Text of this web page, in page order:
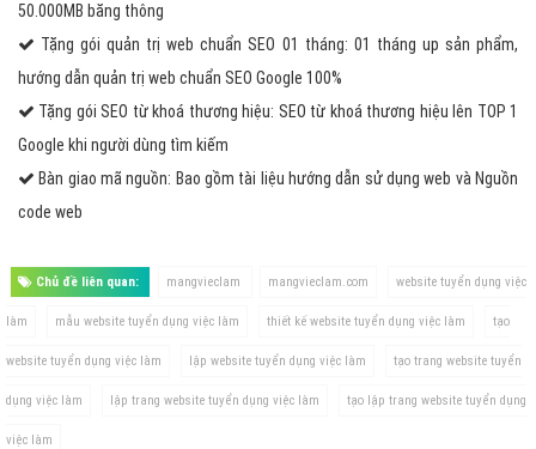
50.000MB băng thông
Tặng gói quản trị web chuẩn SEO 01 tháng: 01 tháng up sản phẩm,
hướng dẫn quản trị web chuẩn SEO Google 100%
Tặng gói SEO từ khoá thương hiệu: SEO từ khoá thương hiệu lên TOP 1
Google khi người dùng tìm kiếm
Bàn giao mã nguồn: Bao gồm tài liệu hướng dẫn sử dụng web và Nguồn
code web
Chủ đề liên quan: mangvieclam mangvieclam.com website tuyển dụng việc
làm mẫu website tuyển dụng việc làm thiết kế website tuyển dụng việc làm tạo
website tuyển dụng việc làm lập website tuyển dụng việc làm tạo trang website tuyển
dụng việc làm lập trang website tuyển dụng việc làm tạo lập trang website tuyển dụng
việc làm